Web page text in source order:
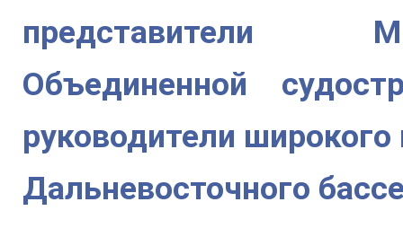
представители
Объединенной
руководители
Дальневосточного